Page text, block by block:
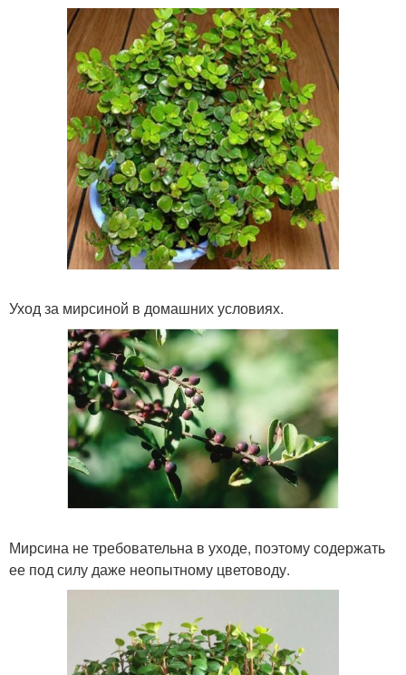
Уход за мирсиной в домашних условиях.
Мирсина не требовательна в уходе, поэтому содержать
ее под силу даже неопытному цветоводу.